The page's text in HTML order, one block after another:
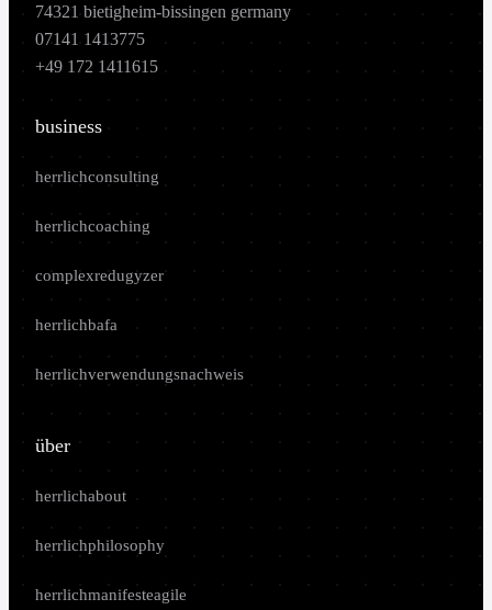
74321 bietigheim-bissingen germany
07141 1413775
+49 172 1411615
business
herrlichconsulting
herrlichcoaching
complexredugyzer
herrlichbafa
herrlichverwendungsnachweis
über
herrlichabout
herrlichphilosophy
herrlichmanifesteagile